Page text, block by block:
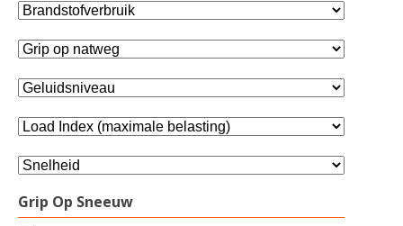
Grip Op Sneeuw